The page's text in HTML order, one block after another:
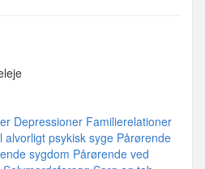
Depressioner Familierelationer
alvorligt psykisk syge Pårørende
sygdom Pårørende ved